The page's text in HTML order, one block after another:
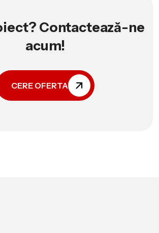
Contactează-ne
acum!
CERE OFERTA